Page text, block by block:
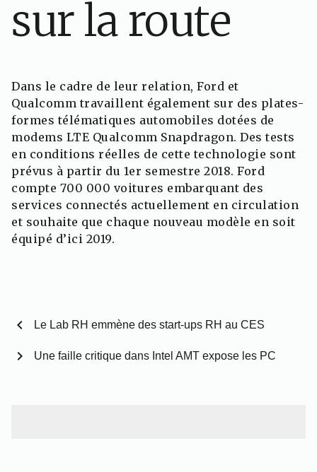
sur la route
Dans le cadre de leur relation, Ford et
Qualcomm travaillent également sur des plates-
formes télématiques automobiles dotées de
modems LTE Qualcomm Snapdragon. Des tests
en conditions réelles de cette technologie sont
prévus à partir du 1er semestre 2018. Ford
compte 700 000 voitures embarquant des
services connectés actuellement en circulation
et souhaite que chaque nouveau modèle en soit
équipé d’ici 2019.
chevron_left Le Lab RH emmène des start-ups RH au CES
Une faille critique dans Intel AMT expose les PC
chevron_right